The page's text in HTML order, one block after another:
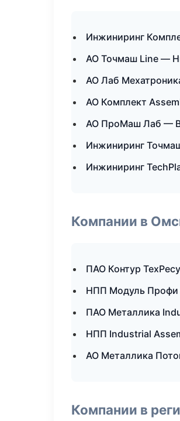
Инжиниринг
АО Точмаш Line —
АО Лаб
АО Комплект
АО ПроМаш Лаб —
Инжиниринг
Инжиниринг
Компании в
ПАО Контур
НПП Модуль Профи
ПАО Металлика
НПП Industrial
АО Металлика
Компании в